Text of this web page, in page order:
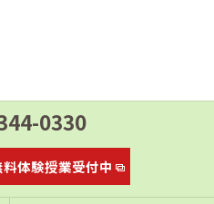
0330
料体験授業受付中